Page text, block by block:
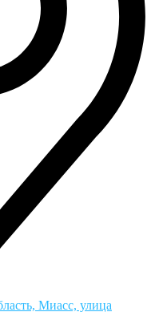
Миасс, улица